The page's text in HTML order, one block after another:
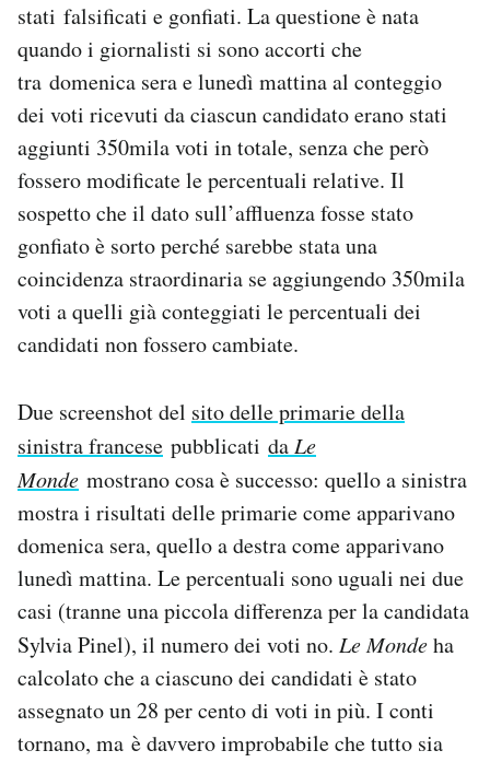
stati falsificati e gonfiati. La questione è nata
quando i giornalisti si sono accorti che
tra domenica sera e lunedì mattina al conteggio
dei voti ricevuti da ciascun candidato erano stati
aggiunti 350mila voti in totale, senza che però
fossero modificate le percentuali relative. Il
sospetto che il dato sull’affluenza fosse stato
gonfiato è sorto perché sarebbe stata una
coincidenza straordinaria se aggiungendo 350mila
voti a quelli già conteggiati le percentuali dei
candidati non fossero cambiate.
Due screenshot del sito delle primarie della
sinistra francese pubblicati daLe
Monde mostrano cosa è successo: quello a sinistra
mostra i risultati delle primarie come apparivano
domenica sera, quello a destra come apparivano
lunedì mattina. Le percentuali sono uguali nei due
casi (tranne una piccola differenza per la candidata
Sylvia Pinel), il numero dei voti no. Le Mondeha
calcolato che a ciascuno dei candidati è stato
assegnato un 28 per cento di voti in più. I conti
tornano, ma è davvero improbabile che tutto sia